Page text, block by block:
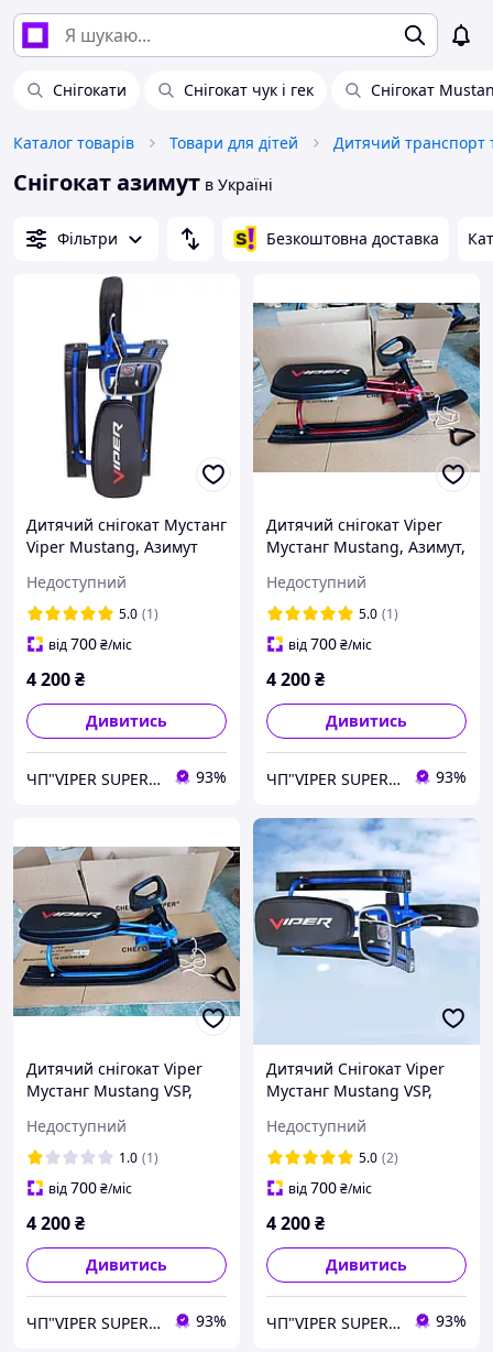
Снігокати Снігокат чук і гек Снігокат
Каталог товарів Товари для дітей Дитячий транспорт
Снігокат азимут в Україні
Фільтри Безкоштовна доставка
Дитячий снігокат Мустанг
Viper Mustang, Азимут
Снігохід Дитячий Санки з
кермом!
Недоступний
5.0 (1)
від700₴/міс
4 200₴
Дивитись
ЧП"VIPER SUPER PLUS" Сільгосптехніка, велосипеди, сільгосптовар. 93%
Дитячий снігокат Viper
Мустанг Mustang, Азимут,
кермом! Червоний з
чорним
Недоступний
5.0 (1)
від700₴/міс
4 200₴
Дивитись
ЧП"VIPER SUPER PLUS" Сільгосптехніка, велосипеди, сільгосптовар. 93%
Дитячий снігокат Viper
Мустанг Mustang VSP,
Снігохід Дитячий Санки з
кермом!
Недоступний
1.0 (1)
від700₴/міс
4 200₴
Дивитись
ЧП"VIPER SUPER PLUS" Сільгосптехніка, велосипеди, сільгосптовар. 93%
Дитячий Снігокат Viper
Мустанг Mustang VSP,
СИНІЙ, Дитячий Снігохід
Санчата з рулем!
Недоступний
5.0 (2)
від700₴/міс
4 200₴
Дивитись
ЧП"VIPER SUPER PLUS" Сільгосптехніка, велосипеди, сільгосптовар. 93%